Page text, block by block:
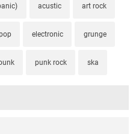
acustic art rock
electronic grunge
punk rock ska